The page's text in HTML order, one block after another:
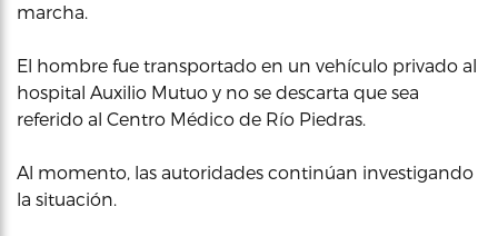
marcha.
El hombre fue transportado en un vehículo privado al
hospital Auxilio Mutuo y no se descarta que sea
referido al Centro Médico de Río Piedras.
Al momento, las autoridades continúan investigando
la situación.